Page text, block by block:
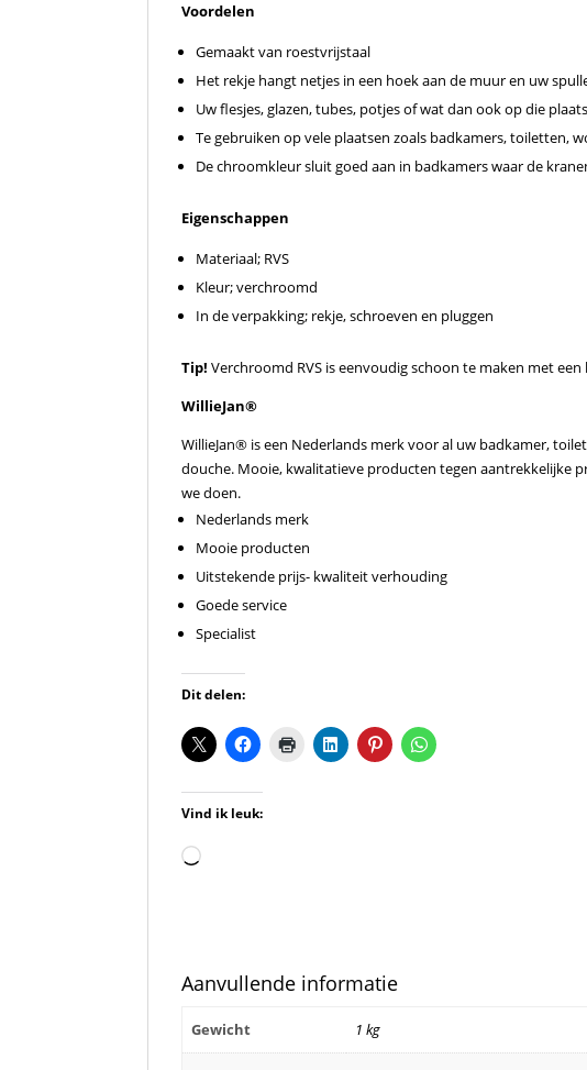
Voordelen
Gemaakt van roestvrijstaal
Het rekje hangt netjes in een hoek aan de muur en uw
Uw flesjes, glazen, tubes, potjes of wat dan ook op die
Te gebruiken op vele plaatsen zoals badkamers, toiletten,
De chroomkleur sluit goed aan in badkamers waar de
Eigenschappen
Materiaal; RVS
Kleur; verchroomd
In de verpakking; rekje, schroeven en pluggen
Tip! Verchroomd RVS is eenvoudig schoon te maken met
WillieJan®
WillieJan® is een Nederlands merk voor al uw badkamer,
douche. Mooie, kwalitatieve producten tegen aantrekkelijke
we doen.
Nederlands merk
Mooie producten
Uitstekende prijs- kwaliteit verhouding
Goede service
Specialist
Dit delen:
Vind ik leuk:
Aan
Aanvullende informatie
Gewicht 1 kg